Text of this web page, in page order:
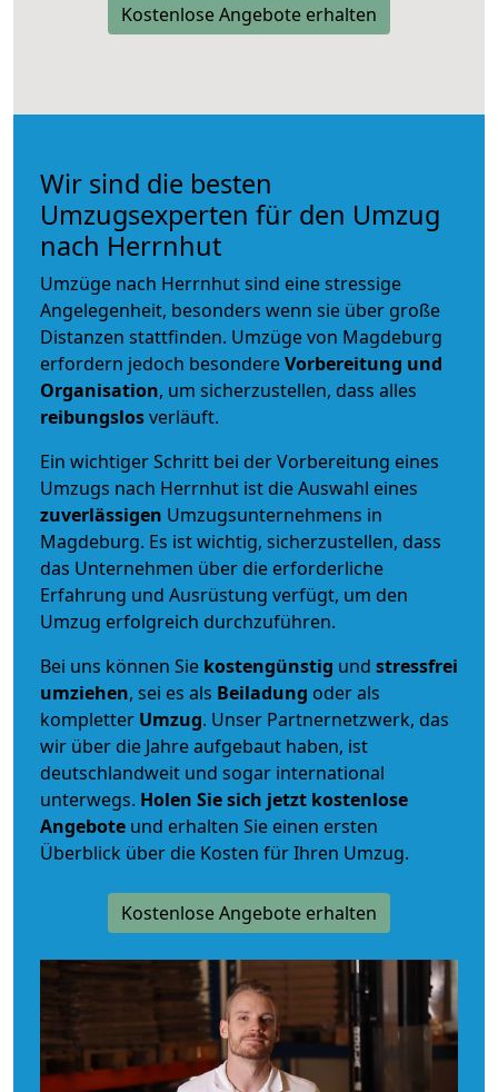
Kostenlose Angebote erhalten
Wir sind die besten
Umzugsexperten für den Umzug
nach Herrnhut
Umzüge nach Herrnhut sind eine stressige
Angelegenheit, besonders wenn sie über große
Distanzen stattfinden. Umzüge von Magdeburg
erfordern jedoch besondereVorbereitung und
Organisation, um sicherzustellen, dass alles
reibungslosverläuft.
Ein wichtiger Schritt bei der Vorbereitung eines
Umzugs nach Herrnhut ist die Auswahl eines
zuverlässigen Umzugsunternehmens in
Magdeburg. Es ist wichtig, sicherzustellen, dass
das Unternehmen über die erforderliche
Erfahrung und Ausrüstung verfügt, um den
Umzug erfolgreich durchzuführen.
Bei uns können Sie kostengünstig und stressfrei
umziehen, sei es als Beiladung oder als
kompletter Umzug. Unser Partnernetzwerk, das
wir über die Jahre aufgebaut haben, ist
deutschlandweit und sogar international
unterwegs. Holen Sie sich jetzt kostenlose
Angebote und erhalten Sie einen ersten
Überblick über die Kosten für Ihren Umzug.
Kostenlose Angebote erhalten